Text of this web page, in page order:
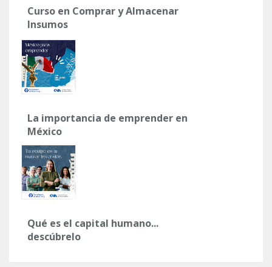
Curso en Comprar y Almacenar
Insumos
La importancia de emprender en
México
Qué es el capital humano...
descúbrelo